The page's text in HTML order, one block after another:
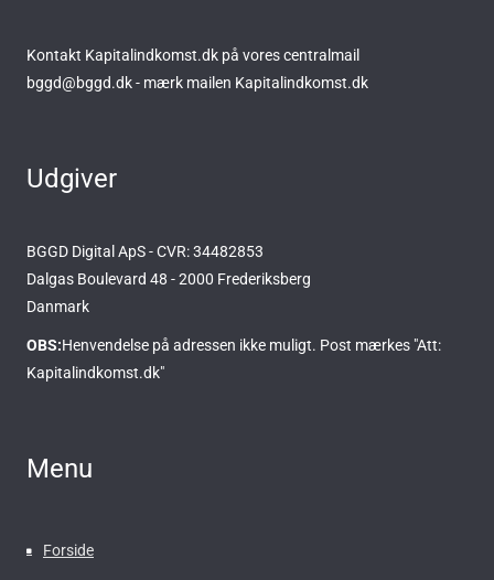
Kontakt Kapitalindkomst.dk på vores centralmail
bggd@bggd.dk- mærk mailen Kapitalindkomst.dk
Udgiver
BGGD Digital ApS - CVR: 34482853
Dalgas Boulevard 48 - 2000 Frederiksberg
Danmark
OBS:Henvendelse på adressen ikke muligt. Post mærkes "Att:
Kapitalindkomst.dk"
Menu
Forside